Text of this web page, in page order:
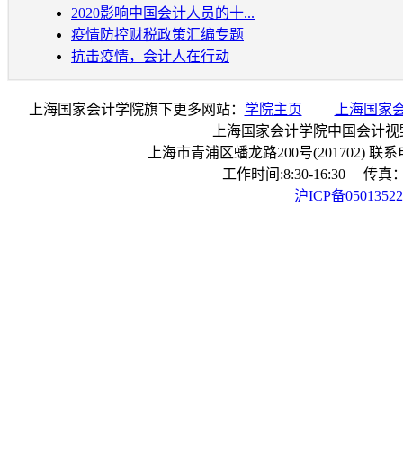
2020影响中国会计人员的十...
疫情防控财税政策汇编专题
抗击疫情，会计人在行动
上海国家会计学院旗下更多网站： 学院主页
上海国家
上海国家会计学院中国会计
上海市青浦区蟠龙路200号(201702) 联系
工作时间:8:30-16:30 传真：
沪ICP备